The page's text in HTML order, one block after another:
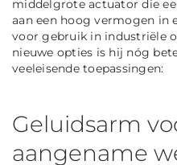
middelgrote actuator die
aan een hoog vermogen in
voor gebruik in industriële
nieuwe opties is hij nóg
veeleisende toepassingen:
Geluidsarm
aangename